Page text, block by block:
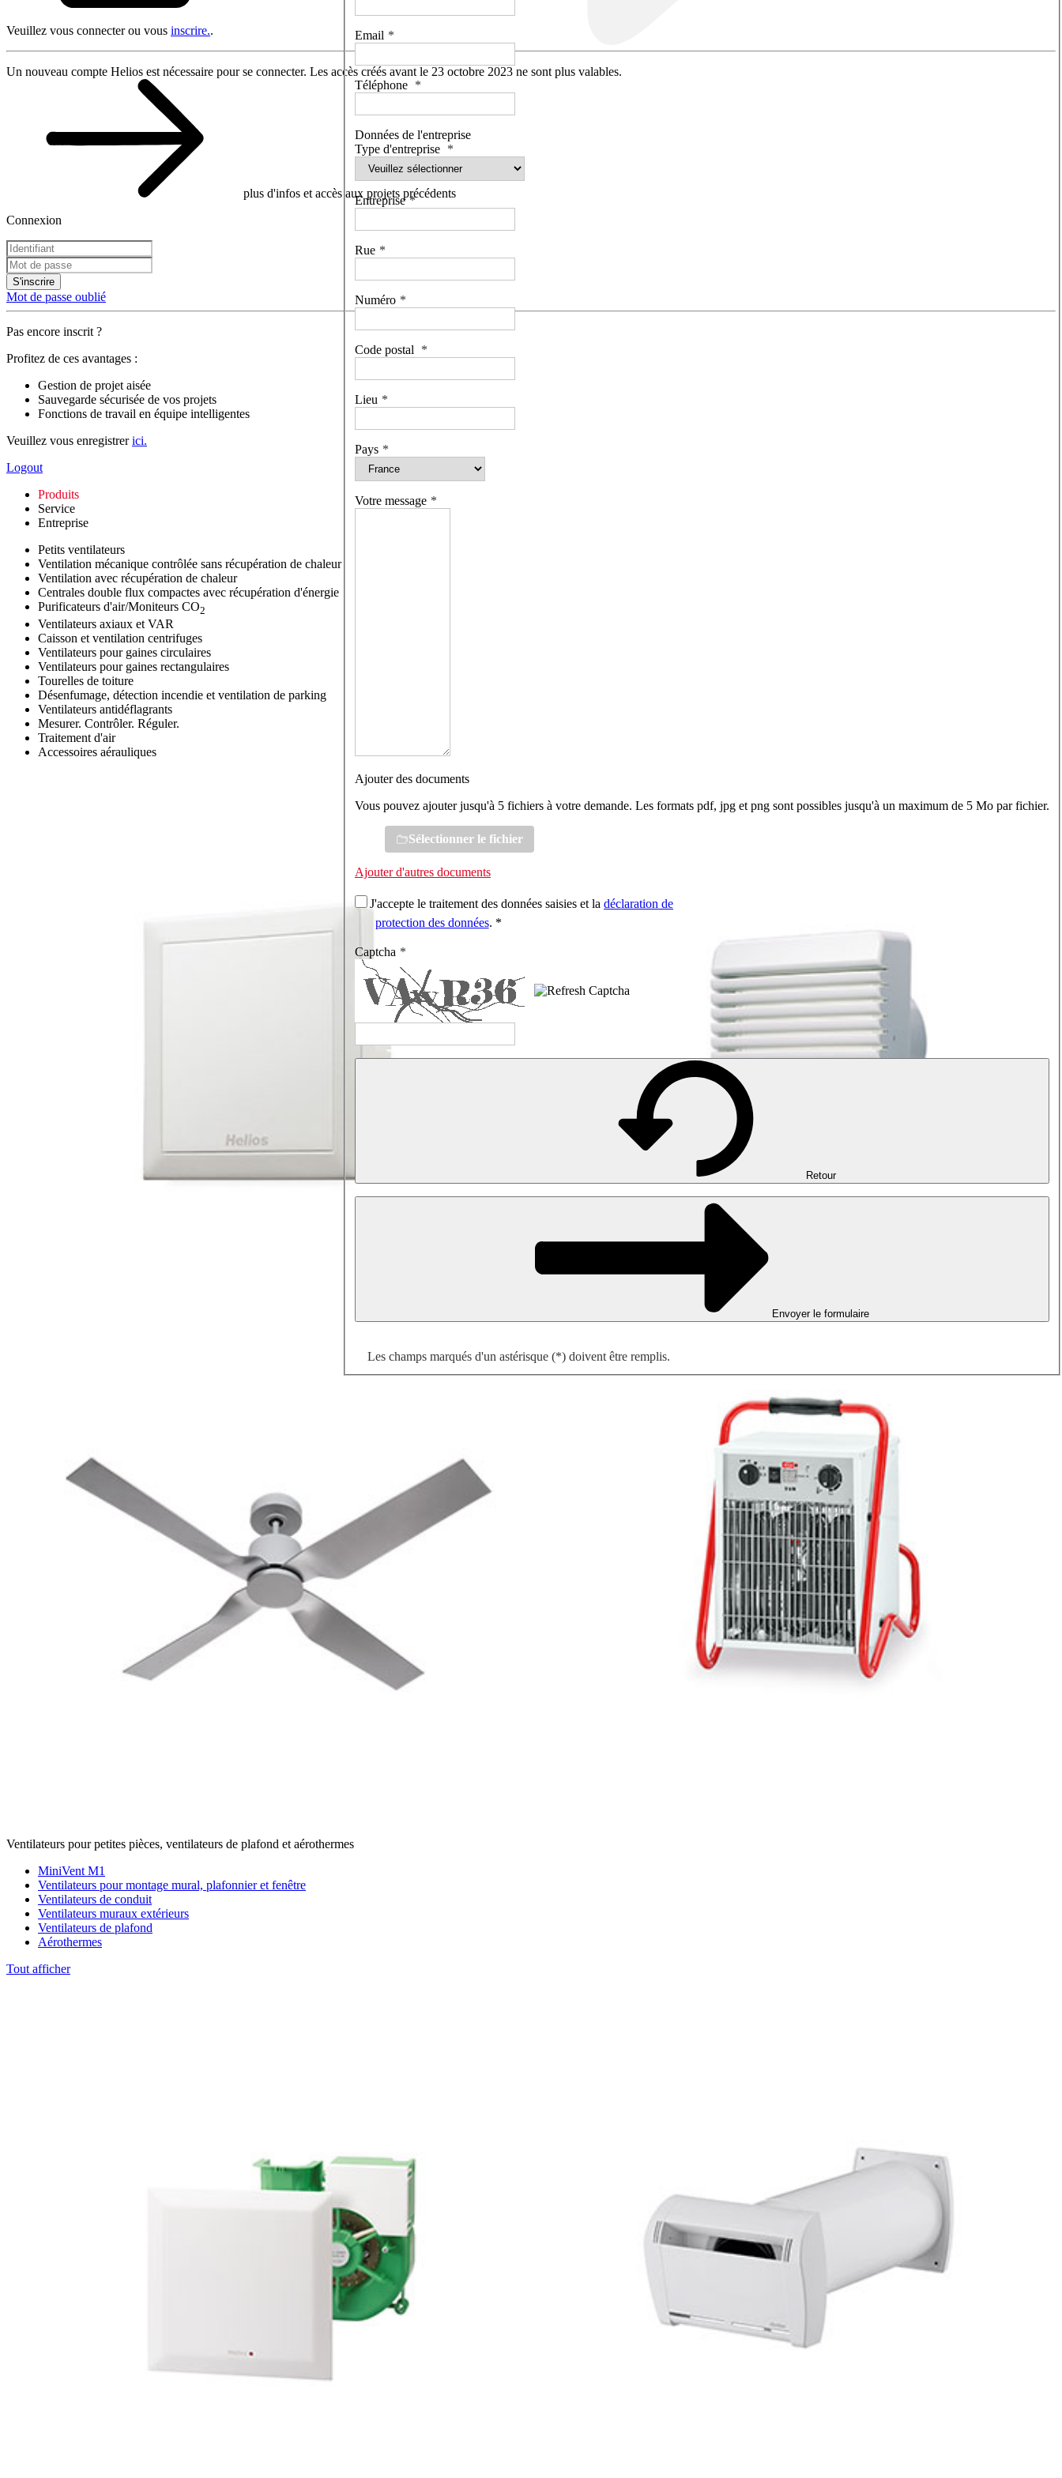
Veuillez vous connecter ou vous inscrire..
Un nouveau compte Helios est nécessaire pour se connecter. Les accès créés avant le 23 octobre 2023 ne sont plus valables.
plus d'infos et accès aux projets précédents
Connexion
S'inscrire
Mot de passe oublié
Pas encore inscrit ?
Profitez de ces avantages :
Gestion de projet aisée
Sauvegarde sécurisée de vos projets
Fonctions de travail en équipe intelligentes
Veuillez vous enregistrerici.
Logout
Produits
Service
Entreprise
Petits ventilateurs
Ventilation mécanique contrôlée sans récupération de chaleur
Ventilation avec récupération de chaleur
Centrales double flux compactes avec récupération d'énergie
Purificateurs d'air/Moniteurs CO2
Ventilateurs axiaux et VAR
Caisson et ventilation centrifuges
Ventilateurs pour gaines circulaires
Ventilateurs pour gaines rectangulaires
Tourelles de toiture
Désenfumage, détection incendie et ventilation de parking
Ventilateurs antidéflagrants
Mesurer. Contrôler. Réguler.
Traitement d'air
Accessoires aérauliques
Ventilateurs pour petites pièces, ventilateurs de plafond et aérothermes
MiniVent M1
Ventilateurs pour montage mural, plafonnier et fenêtre
Ventilateurs de conduit
Ventilateurs muraux extérieurs
Ventilateurs de plafond
Aérothermes
Tout afficher
Email
Téléphone
Données de l'entreprise
Type d'entreprise
Entreprise
Rue
Numéro
Code postal
Lieu
Pays
Votre message
Ajouter des documents
Vous pouvez ajouter jusqu'à 5 fichiers à votre demande. Les formats pdf, jpg et png sont possibles jusqu'à un maximum de 5 Mo par fichier.
Sélectionner le fichier
Ajouter d'autres documents
J'accepte le traitement des données saisies et la déclaration de
protection des données. *
Captcha
Retour
Envoyer le formulaire
Les champs marqués d'un astérisque (*) doivent être remplis.